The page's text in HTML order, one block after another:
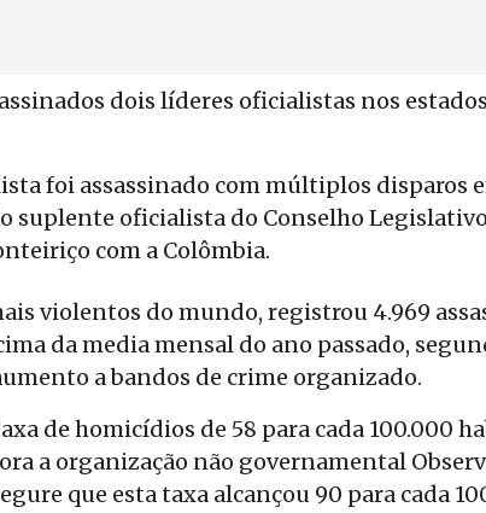
dois líderes oficialistas nos
foi assassinado com múltiplos disparos
suplente oficialista do Conselho
com a Colômbia.
violentos do mundo, registrou 4.969
da media mensal do ano passado,
a bandos de crime organizado.
de homicídios de 58 para cada 100.000
a organização não governamental
que esta taxa alcançou 90 para cada